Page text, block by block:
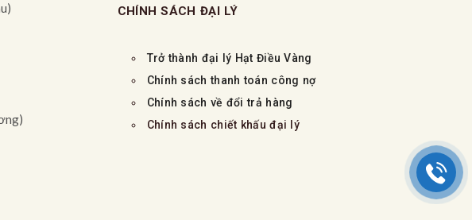
CHÍNH SÁCH ĐẠI LÝ
Trở thành đại lý Hạt Điều Vàng
Chính sách thanh toán công nợ
Chính sách về đổi trả hàng
Chính sách chiết khấu đại lý